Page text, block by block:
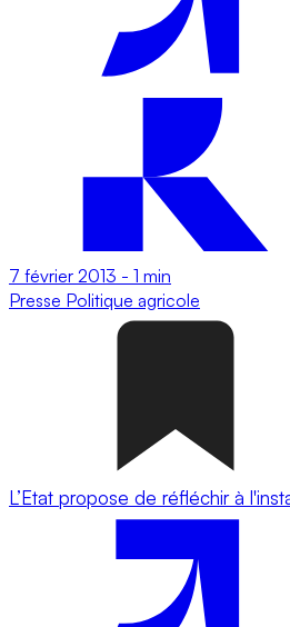
7 février 2013 - 1 min
Presse Politique agricole
L’Etat propose de réfléchir à